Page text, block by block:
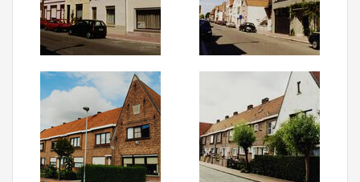
Aanmelden